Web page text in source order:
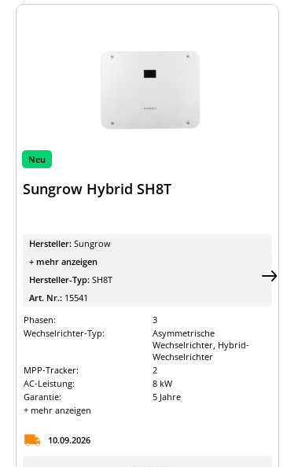
Neu
Sungrow Hybrid SH8T
Hersteller: Sungrow
+ mehr anzeigen
Hersteller-Typ: SH8T
Art. Nr.: 15541
Phasen:
3
Wechselrichter-Typ:
Asymmetrische
Wechselrichter, Hybrid-
Wechselrichter
MPP-Tracker:
2
AC-Leistung:
8 kW
Garantie:
5 Jahre
+ mehr anzeigen
10.09.2026